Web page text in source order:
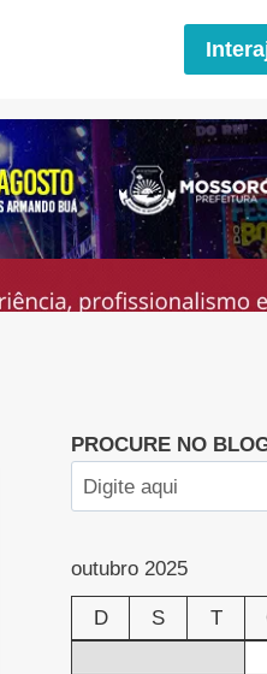
PROCURE NO
outubro 2025
D S T